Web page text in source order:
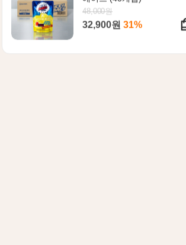
48,000원
32,900원 31%